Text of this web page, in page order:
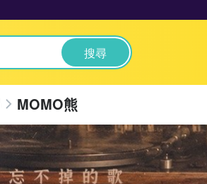
搜尋
MOMO熊